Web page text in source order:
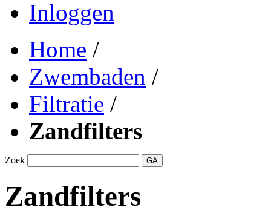
Inloggen
Home /
Zwembaden /
Filtratie /
Zandfilters
Zoek GA
Zandfilters